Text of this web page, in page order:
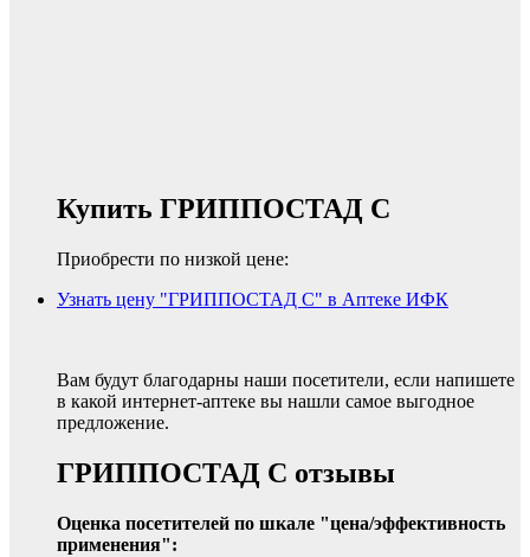
Купить ГРИППОСТАД С
Приобрести по низкой цене:
Узнать цену "ГРИППОСТАД С" в Аптеке ИФК
Вам будут благодарны наши посетители, если напишете
в какой интернет-аптеке вы нашли самое выгодное
предложение.
ГРИППОСТАД С отзывы
Оценка посетителей по шкале "цена/эффективность
применения":